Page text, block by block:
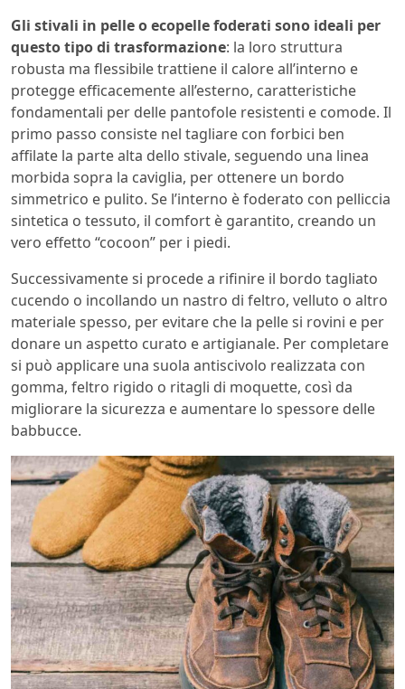
Gli stivali in pelle o ecopelle foderati sono ideali per
questo tipo di trasformazione: la loro struttura
robusta ma flessibile trattiene il calore all’interno e
protegge efficacemente all’esterno, caratteristiche
fondamentali per delle pantofole resistenti e comode. Il
primo passo consiste nel tagliare con forbici ben
affilate la parte alta dello stivale, seguendo una linea
morbida sopra la caviglia, per ottenere un bordo
simmetrico e pulito. Se l’interno è foderato con pelliccia
sintetica o tessuto, il comfort è garantito, creando un
vero effetto “cocoon” per i piedi.
Successivamente si procede a rifinire il bordo tagliato
cucendo o incollando un nastro di feltro, velluto o altro
materiale spesso, per evitare che la pelle si rovini e per
donare un aspetto curato e artigianale. Per completare
si può applicare una suola antiscivolo realizzata con
gomma, feltro rigido o ritagli di moquette, così da
migliorare la sicurezza e aumentare lo spessore delle
babbucce.